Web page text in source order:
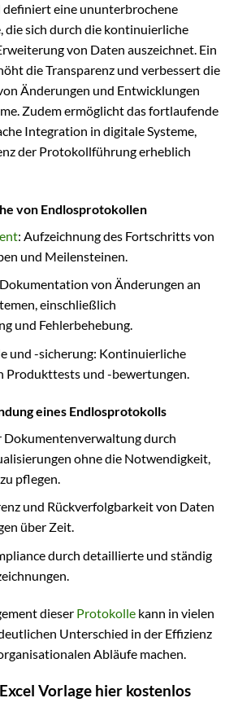
eine ununterbrochene
die sich durch die kontinuierliche
von Daten auszeichnet. Ein
die Transparenz und verbessert die
Änderungen und Entwicklungen
Zudem ermöglicht das fortlaufende
Integration in digitale Systeme,
der Protokollführung erheblich
von Endlosprotokollen
: Aufzeichnung des Fortschritts von
und Meilensteinen.
von Änderungen an
einschließlich
und Fehlerbehebung.
und -sicherung: Kontinuierliche
Produkttests und -bewertungen.
eines Endlosprotokolls
Dokumentenverwaltung durch
ohne die Notwendigkeit,
pflegen.
und Rückverfolgbarkeit von Daten
über Zeit.
durch detaillierte und ständig
dieser Protokolle kann in vielen
Unterschied in der Effizienz
Abläufe machen.
Vorlage hier kostenlos